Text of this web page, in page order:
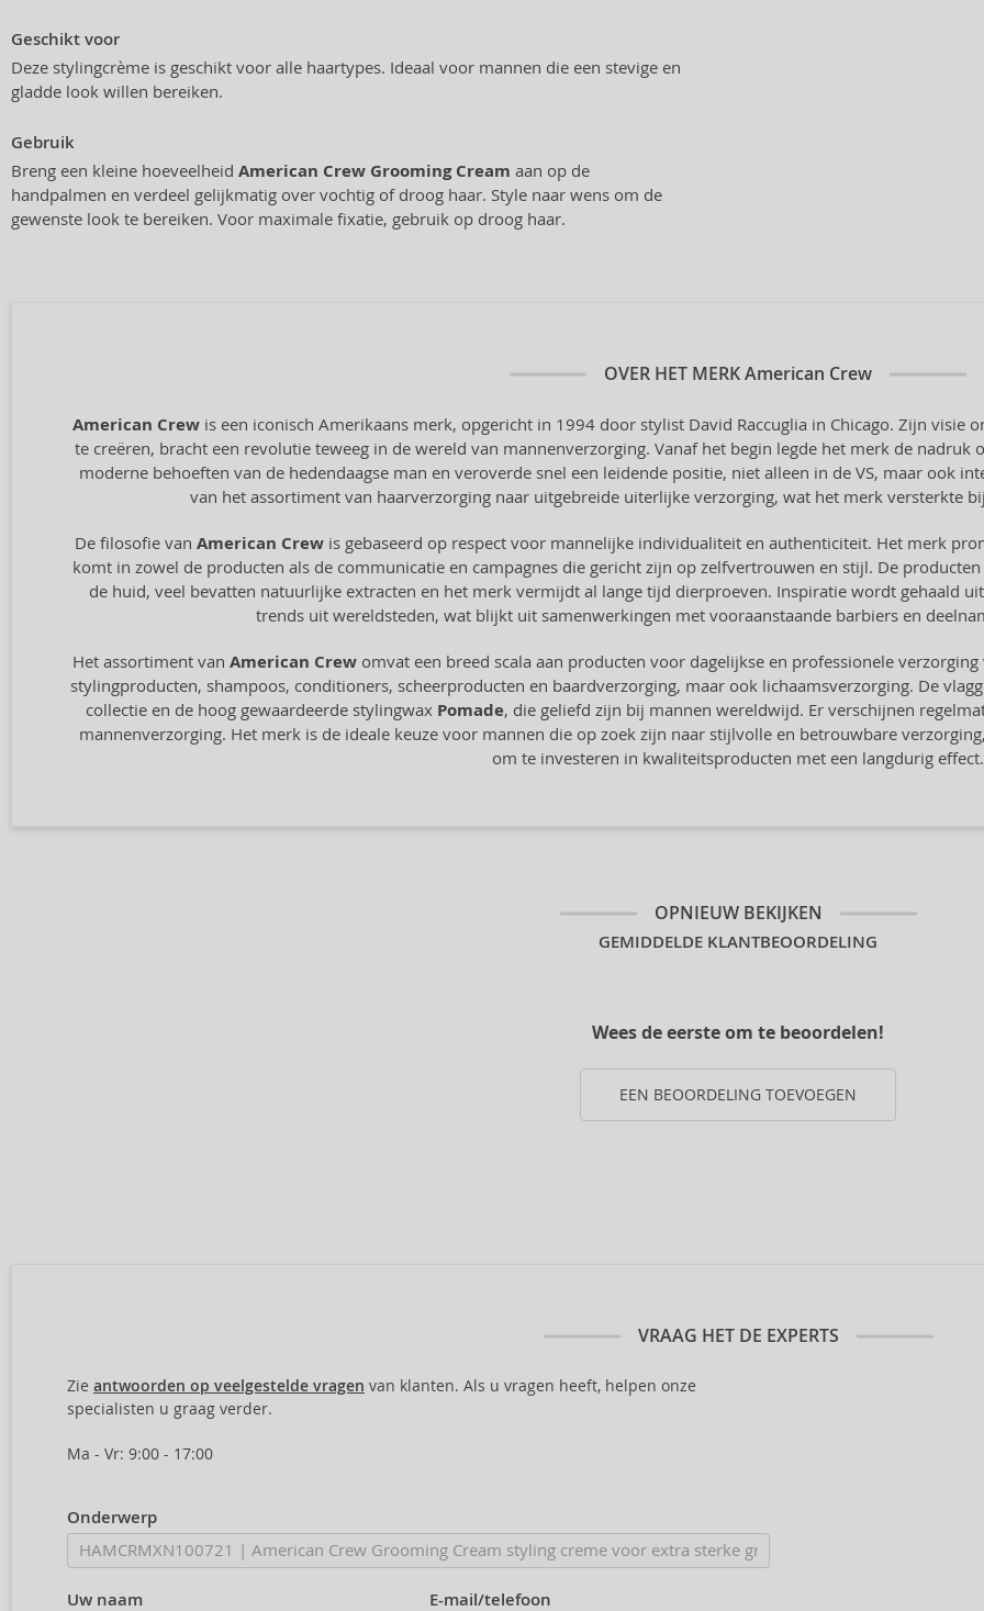
Geschikt voor
Deze stylingcrème is geschikt voor alle haartypes. Ideaal voor mannen die een stevige en
gladde look willen bereiken.
Gebruik
Breng een kleine hoeveelheid American Crew Grooming Cream aan op de
handpalmen en verdeel gelijkmatig over vochtig of droog haar. Style naar wens om de
gewenste look te bereiken. Voor maximale fixatie, gebruik op droog haar.
OVER HET MERKAmerican Crew
American Crew is een iconisch Amerikaans merk, opgericht in 1994 door stylist David Raccuglia in Chicago. Zijn visie
te creëren, bracht een revolutie teweeg in de wereld van mannenverzorging. Vanaf het begin legde het merk de
moderne behoeften van de hedendaagse man en veroverde snel een leidende positie, niet alleen in de VS, maar ook
van het assortiment van haarverzorging naar uitgebreide uiterlijke verzorging, wat het merk versterkte
De filosofie van American Crew is gebaseerd op respect voor mannelijke individualiteit en authenticiteit. Het merk
komt in zowel de producten als de communicatie en campagnes die gericht zijn op zelfvertrouwen en stijl. De
de huid, veel bevatten natuurlijke extracten en het merk vermijdt al lange tijd dierproeven. Inspiratie wordt gehaald
trends uit wereldsteden, wat blijkt uit samenwerkingen met vooraanstaande barbiers en
Het assortiment van American Crewomvat een breed scala aan producten voor dagelijkse en professionele
stylingproducten, shampoos, conditioners, scheerproducten en baardverzorging, maar ook lichaamsverzorging. De
collectie en de hoog gewaardeerde stylingwax Pomade, die geliefd zijn bij mannen wereldwijd. Er verschijnen
mannenverzorging. Het merk is de ideale keuze voor mannen die op zoek zijn naar stijlvolle en betrouwbare
om te investeren in kwaliteitsproducten met een langdurig effect.
OPNIEUW BEKIJKEN
GEMIDDELDE KLANTBEOORDELING
Wees de eerste om te beoordelen!
EEN BEOORDELING TOEVOEGEN
VRAAG HET DE EXPERTS
Zie antwoorden op veelgestelde vragen van klanten. Als u vragen heeft, helpen onze
specialisten u graag verder.
Ma - Vr: 9:00 - 17:00
Onderwerp
Uw naam E-mail/telefoon